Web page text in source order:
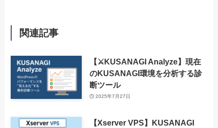
関連記事
【⚔️KUSANAGI Analyze】現在
のKUSANAGI環境を分析する診
断ツール
2025年7月27日
【Xserver VPS】KUSANAGI